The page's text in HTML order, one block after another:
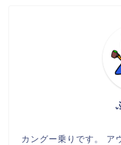
カングー乗りです。 ア